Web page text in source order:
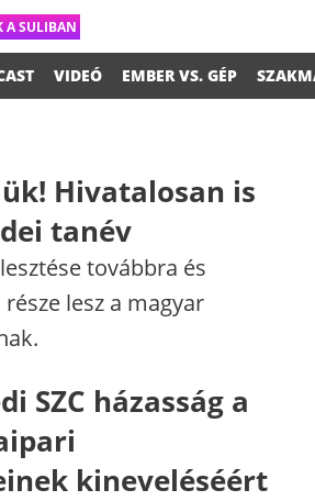
A SULIBAN
VIDEÓ EMBER VS. GÉP
Hivatalosan is
tanév
továbbra és
lesz a magyar
SZC házasság a
kineveléséért